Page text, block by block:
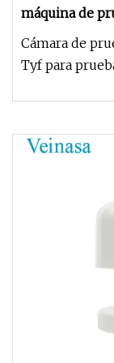
máquina de
Cámara de
Tyf para